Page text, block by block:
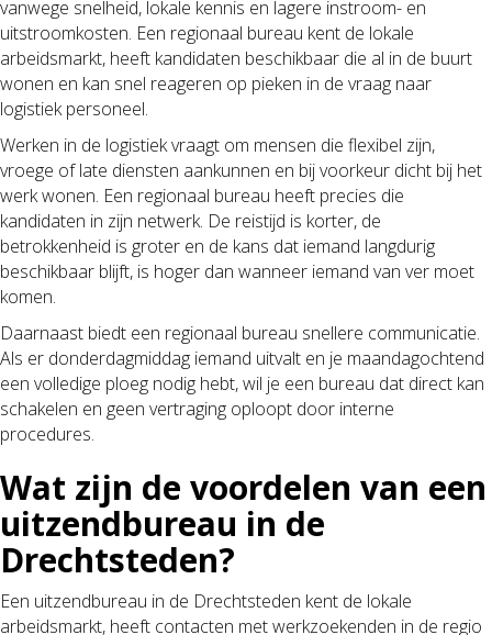
vanwege snelheid, lokale kennis en lagere instroom- en
uitstroomkosten. Een regionaal bureau kent de lokale
arbeidsmarkt, heeft kandidaten beschikbaar die al in de buurt
wonen en kan snel reageren op pieken in de vraag naar
logistiek personeel.
Werken in de logistiek vraagt om mensen die flexibel zijn,
vroege of late diensten aankunnen en bij voorkeur dicht bij het
werk wonen. Een regionaal bureau heeft precies die
kandidaten in zijn netwerk. De reistijd is korter, de
betrokkenheid is groter en de kans dat iemand langdurig
beschikbaar blijft, is hoger dan wanneer iemand van ver moet
komen.
Daarnaast biedt een regionaal bureau snellere communicatie.
Als er donderdagmiddag iemand uitvalt en je maandagochtend
een volledige ploeg nodig hebt, wil je een bureau dat direct kan
schakelen en geen vertraging oploopt door interne
procedures.
Wat zijn de voordelen van een
uitzendbureau in de
Drechtsteden?
Een uitzendbureau in de Drechtsteden kent de lokale
arbeidsmarkt, heeft contacten met werkzoekenden in de regio